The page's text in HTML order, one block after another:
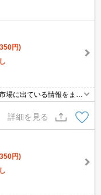
円)
場に出ている情報をまと
イムの空室状況をご確
詳細を見る
円)